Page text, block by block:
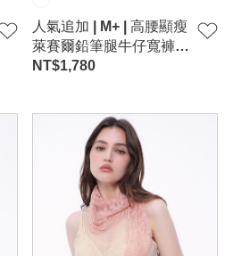
人氣追加 | M+ | 高腰顯瘦
萊賽爾鉛筆腿牛仔寬褲-
白
NT$1,780